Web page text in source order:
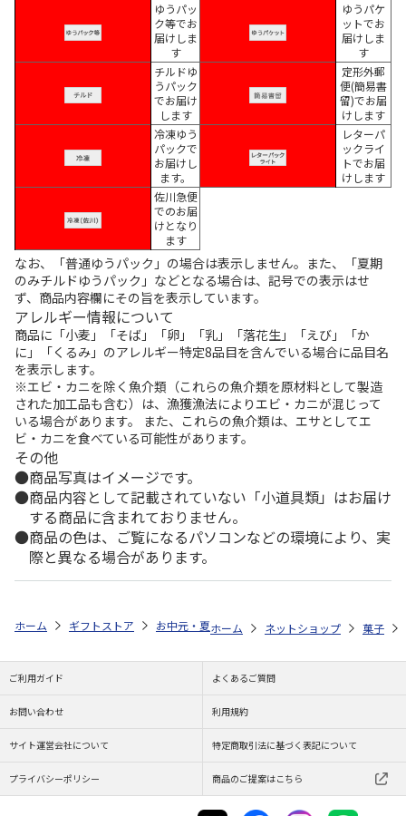
ゆうパッ
ク等でお
届けしま
す
ゆうパケ
ットでお
届けしま
す
チルドゆ
うパック
でお届け
します
定形外郵
便(簡易書
留)でお届
けします
冷凍ゆう
パックで
お届けし
ます。
レターパ
ックライ
トでお届
けします
佐川急便
でのお届
けとなり
ます
なお、「普通ゆうパック」の場合は表示しません。また、「夏期
のみチルドゆうパック」などとなる場合は、記号での表示はせ
ず、商品内容欄にその旨を表示しています。
アレルギー情報について
商品に「小麦」「そば」「卵」「乳」「落花生」「えび」「か
に」「くるみ」のアレルギー特定8品目を含んでいる場合に品目名
を表示します。
※エビ・カニを除く魚介類（これらの魚介類を原材料として製造
された加工品も含む）は、漁獲漁法によりエビ・カニが混じって
いる場合があります。 また、これらの魚介類は、エサとしてエ
ビ・カニを食べている可能性があります。
その他
商品写真はイメージです。
商品内容として記載されていない「小道具類」はお届け
する商品に含まれておりません。
商品の色は、ご覧になるパソコンなどの環境により、実
際と異なる場合があります。
ホーム ギフトストア お中元・夏ギフト特集 2026 ゆうゆうギフト
ホーム ネットショップ 菓子
ご利用ガイド よくあるご質問
お問い合わせ 利用規約
サイト運営会社について 特定商取引法に基づく表記について
プライバシーポリシー 商品のご提案はこちら